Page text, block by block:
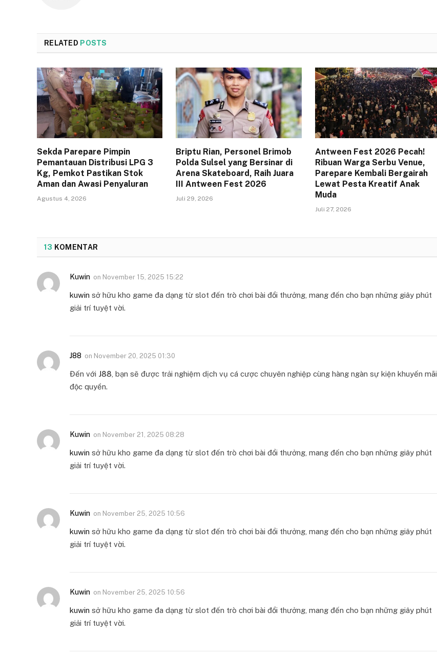
RELATED POSTS
Sekda Parepare Pimpin
Pemantauan Distribusi LPG 3
Kg, Pemkot Pastikan Stok
Aman dan Awasi Penyaluran
Agustus 4, 2026
Briptu Rian, Personel Brimob
Polda Sulsel yang Bersinar di
Arena Skateboard, Raih Juara
III Antween Fest 2026
Juli 29, 2026
Antween Fest 2026 Pecah!
Ribuan Warga Serbu Venue,
Parepare Kembali Bergairah
Lewat Pesta Kreatif Anak
Muda
Juli 27, 2026
13 KOMENTAR
Kuwin on November 15, 2025 15:22
kuwin sở hữu kho game đa dạng từ slot đến trò chơi bài đổi thưởng, mang đến cho bạn những giây phút
giải trí tuyệt vời.
J88 on November 20, 2025 01:30
Đến với J88 , bạn sẽ được trải nghiệm dịch vụ cá cược chuyên nghiệp cùng hàng ngàn sự kiện khuyến mãi
độc quyền.
Kuwin on November 21, 2025 08:28
kuwin sở hữu kho game đa dạng từ slot đến trò chơi bài đổi thưởng, mang đến cho bạn những giây phút
giải trí tuyệt vời.
Kuwin on November 25, 2025 10:56
kuwin sở hữu kho game đa dạng từ slot đến trò chơi bài đổi thưởng, mang đến cho bạn những giây phút
giải trí tuyệt vời.
Kuwin on November 25, 2025 10:56
kuwin sở hữu kho game đa dạng từ slot đến trò chơi bài đổi thưởng, mang đến cho bạn những giây phút
giải trí tuyệt vời.